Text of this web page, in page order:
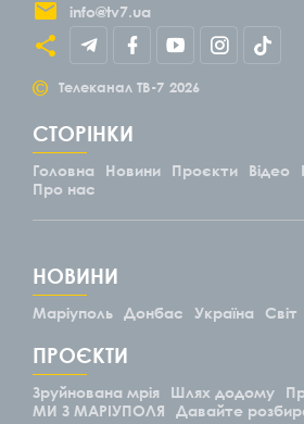
info@tv7.ua
© Телеканал ТВ-7 2026
СТОРІНКИ
Головна Новини Проєкти Відео
Про нас
НОВИНИ
Маріуполь Донбас Україна Світ
ПРОЄКТИ
Зруйнована мрія Шлях додому
МИ З МАРІУПОЛЯ
Давайте